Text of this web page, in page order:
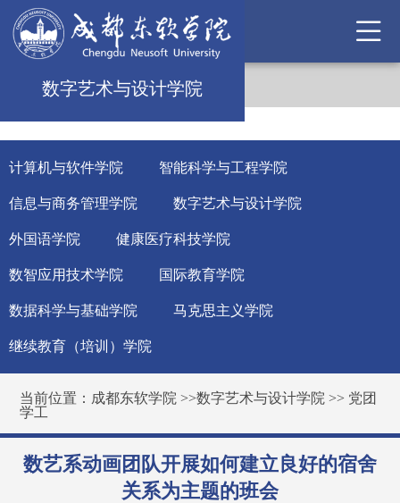
数字艺术与设计学院
计算机与软件学院 智能科学与工程学院
信息与商务管理学院 数字艺术与设计学院
外国语学院 健康医疗科技学院
数智应用技术学院 国际教育学院
数据科学与基础学院 马克思主义学院
继续教育（培训）学院
当前位置： 成都东软学院 >>数字艺术与设计学院 >> 党团
学工
数艺系动画团队开展如何建立良好的宿舍
关系为主题的班会